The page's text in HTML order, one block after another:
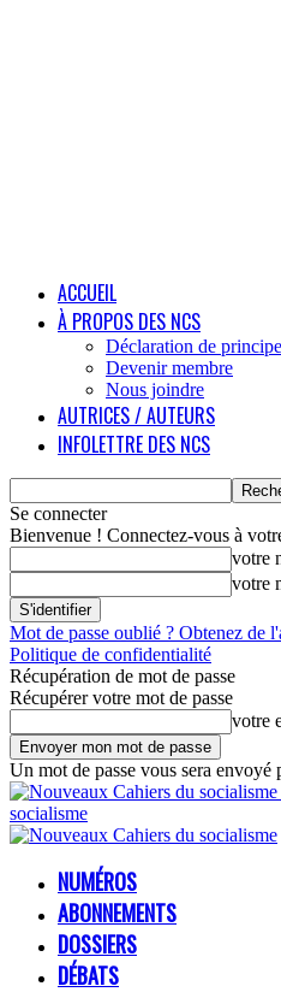
ACCUEIL
À PROPOS DES NCS
Déclaration de principe
Devenir membre
Nous joindre
AUTRICES / AUTEURS
INFOLETTRE DES NCS
Se connecter
Bienvenue ! Connectez-vous à
votre
votre
Mot de passe oublié ? Obtenez de
Politique de confidentialité
Récupération de mot de passe
Récupérer votre mot de passe
votre
Un mot de passe vous sera envoyé
socialisme
NUMÉROS
ABONNEMENTS
DOSSIERS
DÉBATS